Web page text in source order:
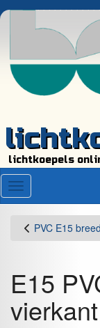
lichtkoepels
Menu
PVC E15
E15
vierkant